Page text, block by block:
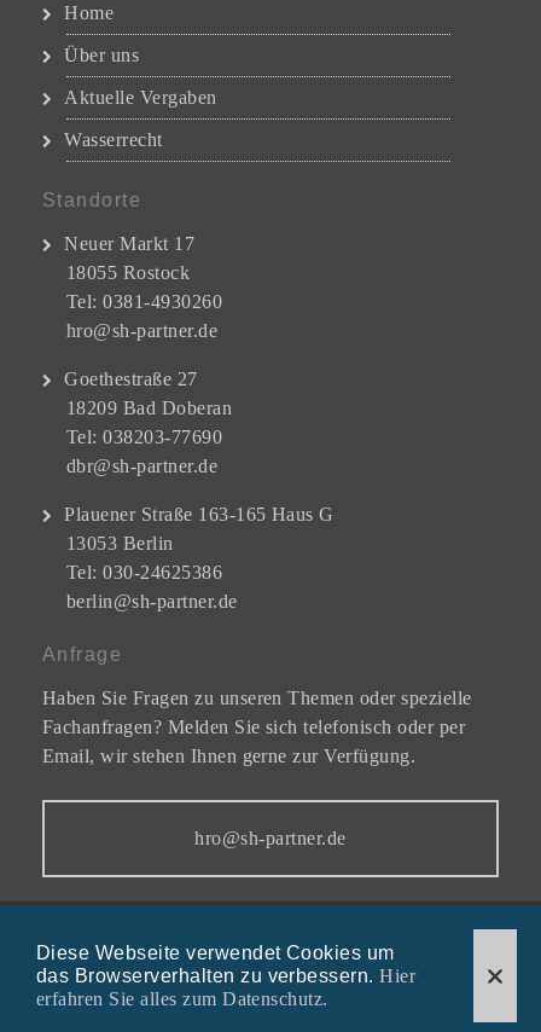
Diese Webseite verwendet Cookies um
das Browserverhalten zu verbessern. Hier
erfahren Sie alles zum Datenschutz.
Home
Über uns
Aktuelle Vergaben
Wasserrecht
Standorte
Neuer Markt 17
18055 Rostock
Tel: 0381-4930260
hro@sh-partner.de
Goethestraße 27
18209 Bad Doberan
Tel: 038203-77690
dbr@sh-partner.de
Plauener Straße 163-165 Haus G
13053 Berlin
Tel: 030-24625386
berlin@sh-partner.de
Anfrage
Haben Sie Fragen zu unseren Themen oder spezielle
Fachanfragen? Melden Sie sich telefonisch oder per
Email, wir stehen Ihnen gerne zur Verfügung.
hro@sh-partner.de
© All rights reserved - 2026 | SH-Partner | Impressum